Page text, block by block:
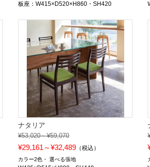
板座：W415×D520×H860・SH420
ナタリア
¥53,020～¥59,070
¥29,161～¥32,489 （税込）
カラー2色 選べる張地